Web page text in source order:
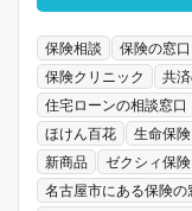
保険相談 保険の窓口
保険クリニック
共
住宅ローンの相談窓口
ほけん百花
生命保険
新商品
ゼクシィ保
名古屋市にある保険の